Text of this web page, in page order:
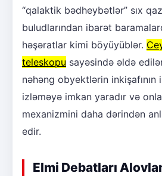
“qalaktik bədheybətlər” sıx
buludlarından ibarət
həşəratlar kimi böyüyüblər.
teleskopu sayəsində əldə
nəhəng obyektlərin inkişafının
izləməyə imkan yaradır və
mexanizmini daha dərindən
edir.
Elmi Debatları